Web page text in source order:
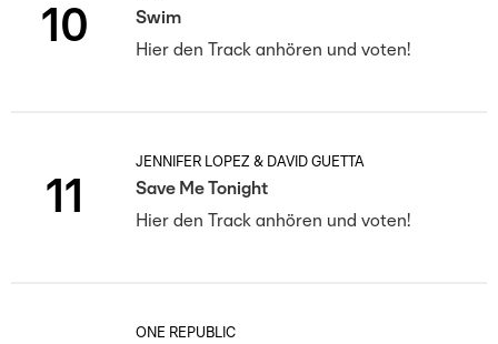
10
Swim
Hier den Track anhören und voten!
11
JENNIFER LOPEZ & DAVID GUETTA
Save Me Tonight
Hier den Track anhören und voten!
ONE REPUBLIC